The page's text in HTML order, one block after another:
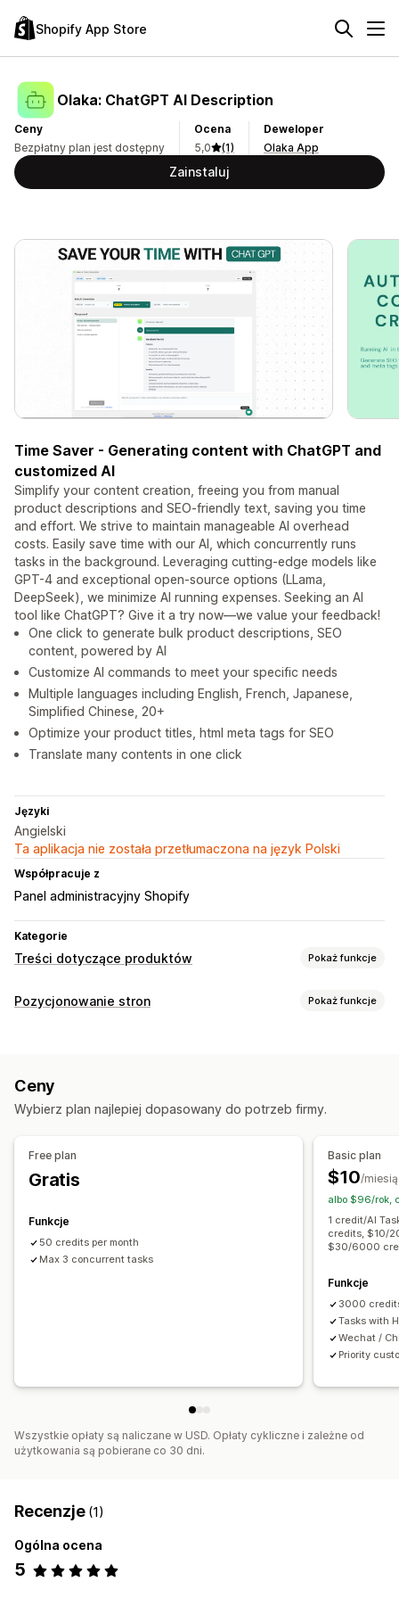
Shopify App Store
Olaka: ChatGPT AI Description
Ceny
Bezpłatny plan jest dostępny
Ocena
5,0
(1)
Deweloper
Olaka App
Zainstaluj
Time Saver - Generating content with ChatGPT and
customized AI
Simplify your content creation, freeing you from manual
product descriptions and SEO-friendly text, saving you time
and effort. We strive to maintain manageable AI overhead
costs. Easily save time with our AI, which concurrently runs
tasks in the background. Leveraging cutting-edge models like
GPT-4 and exceptional open-source options (LLama,
DeepSeek), we minimize AI running expenses. Seeking an AI
tool like ChatGPT? Give it a try now—we value your feedback!
One click to generate bulk product descriptions, SEO
content, powered by AI
Customize AI commands to meet your specific needs
Multiple languages including English, French, Japanese,
Simplified Chinese, 20+
Optimize your product titles, html meta tags for SEO
Translate many contents in one click
Języki
Angielski
Ta aplikacja nie została przetłumaczona na język Polski
Współpracuje z
Panel administracyjny Shopify
Kategorie
Treści dotyczące produktów Pokaż funkcje
Typy zawartości
Generowanie treści przy pomocy AI
Wielojęzyczne
Edycja zbiorcza
Pozycjonowanie postów na blogu
Automatyczna optymalizacja
Pozycjonowanie stron Pokaż funkcje
Optymalizacja szybkości
Optymalizacja metadanych
Ceny
Wybierz plan najlepiej dopasowany do potrzeb firmy.
Free plan
Gratis
Funkcje
50 credits per month
Max 3 concurrent tasks
Basic plan
$10/
albo $96/rok,
1 credit/AI
credits, $10/
$30/6000
Funkcje
3000
Tasks with
Wechat /
Priority
Wszystkie opłaty są naliczane w USD. Opłaty cykliczne i zależne od
użytkowania są pobierane co 30 dni.
Recenzje (1)
Ogólna ocena
5